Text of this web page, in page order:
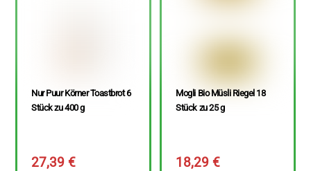
Nur Puur Körner Toastbrot 6
Stück zu 400 g
27,39€
Mogli Bio Müsli Riegel 18
Stück zu 25 g
18,29€